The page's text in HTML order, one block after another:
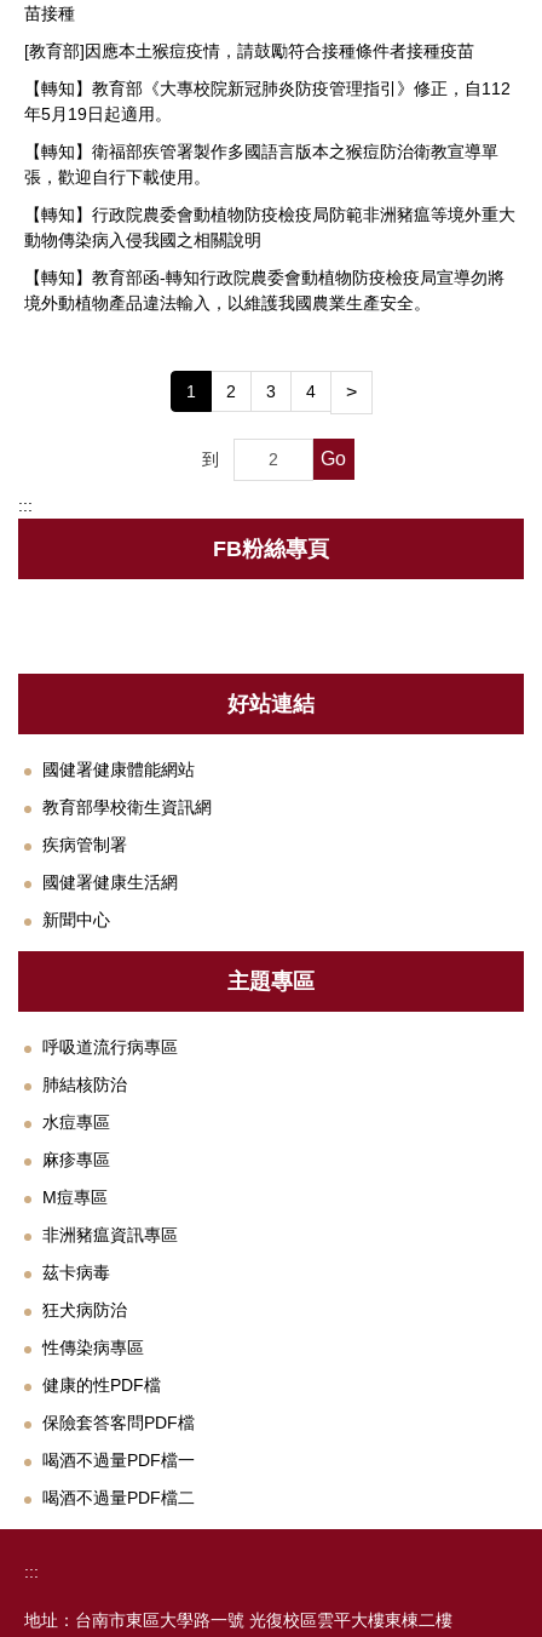
苗接種
[教育部]因應本土猴痘疫情，請鼓勵符合接種條件者接種疫苗
【轉知】教育部《大專校院新冠肺炎防疫管理指引》修正，自112
年5月19日起適用。
【轉知】衛福部疾管署製作多國語言版本之猴痘防治衛教宣導單
張，歡迎自行下載使用。
【轉知】行政院農委會動植物防疫檢疫局防範非洲豬瘟等境外重大
動物傳染病入侵我國之相關說明
【轉知】教育部函-轉知行政院農委會動植物防疫檢疫局宣導勿將
境外動植物產品違法輸入，以維護我國農業生產安全。
1 2 3 4 >
到 Go
:::
FB粉絲專頁
好站連結
國健署健康體能網站
教育部學校衛生資訊網
疾病管制署
國健署健康生活網
新聞中心
主題專區
呼吸道流行病專區
肺結核防治
水痘專區
麻疹專區
M痘專區
非洲豬瘟資訊專區
茲卡病毒
狂犬病防治
性傳染病專區
健康的性PDF檔
保險套答客問PDF檔
喝酒不過量PDF檔一
喝酒不過量PDF檔二
:::
地址：台南市東區大學路一號 光復校區雲平大樓東棟二樓